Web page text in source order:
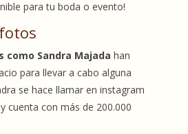
para tu boda o evento!
como Sandra Majada han
para llevar a cabo alguna
se hace llamar en instagram
cuenta con más de 200.000